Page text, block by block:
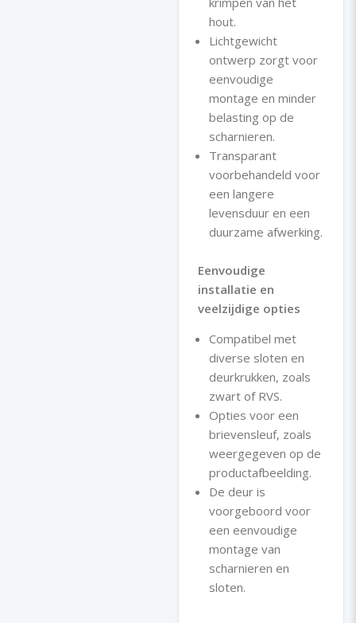
hout.
Lichtgewicht
ontwerp zorgt voor
eenvoudige
montage en minder
belasting op de
scharnieren.
Transparant
voorbehandeld voor
een langere
levensduur en een
duurzame afwerking.
Eenvoudige
installatie en
veelzijdige opties
Compatibel met
diverse sloten en
deurkrukken, zoals
zwart of RVS.
Opties voor een
brievensleuf, zoals
weergegeven op de
productafbeelding.
De deur is
voorgeboord voor
een eenvoudige
montage van
scharnieren en
sloten.